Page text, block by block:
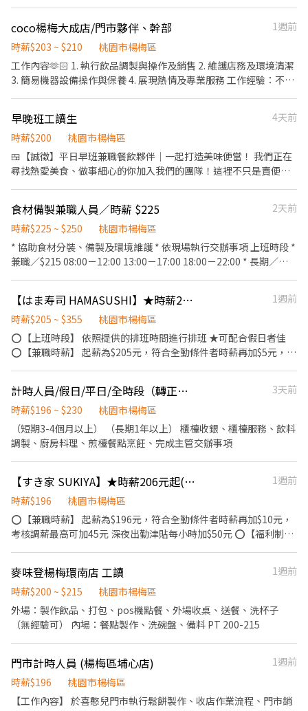
善的福利制度，加班費為5分鐘為單位計算，重視員工的辛勤付出
▪計畫拓展全台灣，讓更多人有機會品嚐美味平價壽司，致力成為
coco楊梅大成店/門市夥伴、幹部
1週前
時薪$203 ~ $210
桃園市楊梅區
工作內容🫶🏻 1. 執行飲品調製與操作及銷售 2. 維護店務及環境清潔
3. 簡易機器設備操作與保養 4. 展現熱情及專業服務 工作經驗：不拘
業與門市管理訓練並有意願配合公司培訓計劃
早晚班工讀生
4天前
時薪$200
桃園市楊梅區
​🍱【誠徵】平日早班兼職餐飲夥伴｜一起打造美味便當！ ​我們正在
尋找熱愛美食、做事細心的你加入我們的團隊！這裡不只是賣便
接待、維護環境整潔。 ​備料支援： 協助各項食材的前置處理（洗、
切）。 ​設備操作： 學習操作專業「蒸烤箱」（現代化烹飪，不必忍
受傳統大火熱氣，效率更高、口感更好！）。 ​🌟 我們在尋找這樣的
你 ​無經驗可： 我們會教你如何操作蒸烤箱與櫃檯系統。 ​細心負責：
盒
食材備製兼職人員／時薪 $225
2天前
時薪$225 ~ $250
桃園市楊梅區
* 協助食材分裝、備製及環境維護 * 依現場執行交辦事項 上班時段 *
兼職／$215 08:00－12:00 13:00－17:00 18:00－22:00 * 長期／
及升遷機會 招募條件 * 重視工作態度、守時及團隊合作 * 歡迎認真
負責、願意學習的夥伴加入 立即應徵 * 了解職缺或預約面試，歡迎
私訊或來電洽詢 羅先生｜0938-313-228 📌 聯繫時請註明應徵班別
【はま寿司 HAMASUSHI】★時薪210元起(含全勤)★楊梅店
1週前
時薪$205 ~ $355
桃園市楊梅區
⭕【上班時段】 依照提供的排班時間進行排班 ★可配合假日者佳
⭕【兼職時薪】 起薪為$205元，符合全勤條件者時薪再加$5元，考
利、生日禮金、夜班出勤津貼 ★提供員工制服及工作鞋 ★年度健檢
★勞保、健保，6％勞退提撥 ⭕【工作說明】 《內場》:餐點製作、
食材備料、進貨盤點 《外場》:接待服務顧客、收銀結帳、環境整潔
★開朗活潑有笑容 ★ＳＯＰ專業流程 ★無經驗可 ★提供完善職前教
鎖餐飲集團。 我們堅持使用安全及高品質的食材，當場現點現作提
供美味可口的日本國民美食-牛丼/咖哩，並以舒適衛生的用餐環
顧客安心。不論是單獨一人、與家人一起、朋友一起，皆可享受用
餐的樂趣。
計時人員/假日/平日/全時段（轉正）/彈性排班
3天前
時薪$196 ~ $230
桃園市楊梅區
（短期3-4個月以上） （長期1年以上） 櫃檯收銀、櫃檯服務、飲料
調製、廚房料理、煎檯餐點烹飪、完成主管交辦事項
【すき家 SUKIYA】★時薪206元起(含全勤)★楊梅中山北路店
1週前
時薪$196
桃園市楊梅區
⭕【兼職時薪】 起薪為$196元，符合全勤條件者時薪再加$10元，
考核調薪最高可加45元 深夜出勤津貼每小時加$50元 ⭕【福利制
健檢 ★勞保、健保，6％勞退提撥 ⭕【工作說明】 《內場》:餐點製
作、食材備料、進貨盤點 《外場》:接待服務顧客、收銀結帳、環境
整潔 用最快速的速度提供美味的牛丼！ 用最有元氣的服務使顧客露
出滿意的笑容！ ★開朗活潑有笑容 ★ＳＯＰ專業流程 ★無經驗可
成為全球第一的連鎖餐飲集團。 我們堅持使用安全及高品質的食
材，當場現點現作提供美味可口的日本國民美食-牛丼/咖哩，並以
格，強調食品安全，顧客安心。不論是單獨一人、與家人一起、朋
麥味登楊梅環南店 工讀
1週前
時薪$200 ~ $215
桃園市楊梅區
外場：製作飲品、打包、pos機點餐、外場收桌、送餐、洗杯子
（無經驗可） 內場：餐點製作、洗碗盤、備料 PT 200-215
門市計時人員 (楊梅區埔心店)
1週前
時薪$196
桃園市楊梅區
【工作內容】 於喜憨兒門市執行鬆餅製作、收店作業流程、門市銷